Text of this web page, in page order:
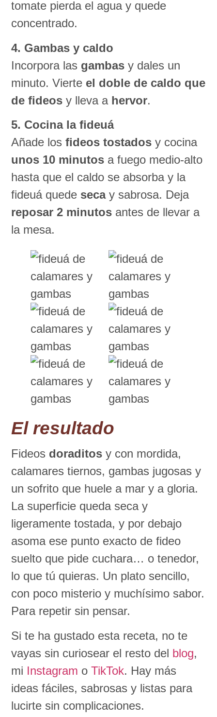
tomate pierda el agua y quede
concentrado.
4. Gambas y caldo
Incorpora las gambas y dales un
minuto. Vierte el doble de caldo que
de fideos y lleva a hervor.
5. Cocina la fideuá
Añade losfideos tostados y cocina
unos 10 minutos a fuego medio-alto
hasta que el caldo se absorba y la
fideuá quede secay sabrosa. Deja
reposar 2 minutos antes de llevar a
la mesa.
El resultado
Fideos doraditos y con mordida,
calamares tiernos, gambas jugosas y
un sofrito que huele a mar y a gloria.
La superficie queda seca y
ligeramente tostada, y por debajo
asoma ese punto exacto de fideo
suelto que pide cuchara… o tenedor,
lo que tú quieras. Un plato sencillo,
con poco misterio y muchísimo sabor.
Para repetir sin pensar.
Si te ha gustado esta receta, no te
vayas sin curiosear el resto del blog,
mi Instagram oTikTok. Hay más
ideas fáciles, sabrosas y listas para
lucirte sin complicaciones.